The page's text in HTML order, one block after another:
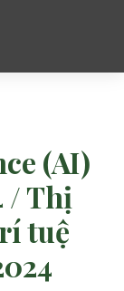
(AI)
/ Thị
tuệ